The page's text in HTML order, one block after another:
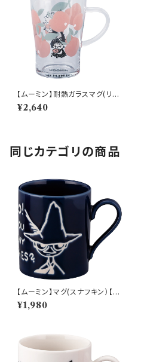
【ムーミン】耐熱ガラスマグ(リト
ルミイ)【MM8200】 MM820
2-815
¥2,640
同じカテゴリの商品
【ムーミン】マグ(スナフキン）【M
M9000】MM9003-11
¥1,980